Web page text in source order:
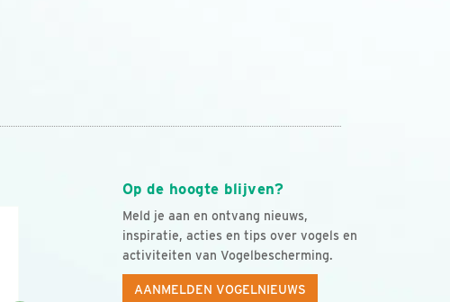
Op de hoogte blijven?
Meld je aan en ontvang nieuws,
inspiratie, acties en tips over vogels en
activiteiten van Vogelbescherming.
AANMELDEN VOGELNIEUWS